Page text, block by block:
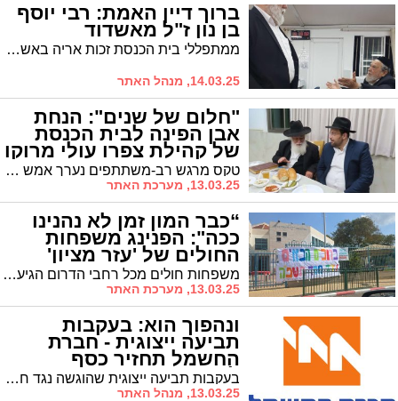
ברוך דיין האמת: רבי יוסף
בן נון ז"ל מאשדוד
ממתפללי בית הכנסת זכות אריה באשדוד. נפטר היום, פורים, ההלוויה בשעה 12.15. צפו בתמונות שצולמו בידי א. מיכאלי
14.03.25, מנהל האתר
"חלום של שנים": הנחת
אבן הפינה לבית הכנסת
של קהילת צפרו עולי מרוקו
באשדוד טקס מרגש רב-משתתפים נערך אמש להנחת אבן הפינה לבית הכנסת החדש של קהילת צפרו עולי מרוקו באשדוד. שותף מרכזי בקידום הפרויקט חבר המועצה הרב אמסילי: "היום אנו זוכים לראות איך חלום של שנים קורם עור וגידים, וידועים שבקרוב בע"ה המקום יתמלא בתורה ובתפילה"
13.03.25, מערכת האתר
“כבר המון זמן לא נהנינו
ככה": הפנינג משפחות
החולים של 'עזר מציון'
משפחות חולים מכל רחבי הדרום הגיעו למתחם אולפנת "דרכא" בנתיבות לשעות של כיף, חוויה ושחרור באווירה פורימית ומשמחת.
13.03.25, מערכת האתר
ונהפוך הוא: בעקבות
תביעה ייצוגית - חברת
החשמל תחזיר כסף
לצרכנים בעקבות תביעה ייצוגית שהוגשה נגד חב' החשמל בגין הערכות מונה שגויות, נקבע כי החברה תחזיר כסף ללקוחות. בחב' החשמל אומרים: "לומדים את פסק הדין"
13.03.25, מנהל האתר